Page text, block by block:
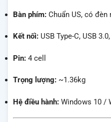
Bàn phím: Chuẩn US, có đèn
Kết nối: USB Type-C, USB
Pin: 4 cell
Trọng lượng: ~1.36kg
Hệ điều hành: Windows 10 /